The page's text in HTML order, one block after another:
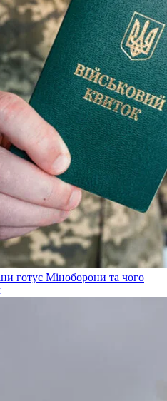
готує Міноборони та чого